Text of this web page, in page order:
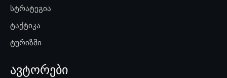
სტრატეგია
ტაქტიკა
ტურიზმი
ავტორები